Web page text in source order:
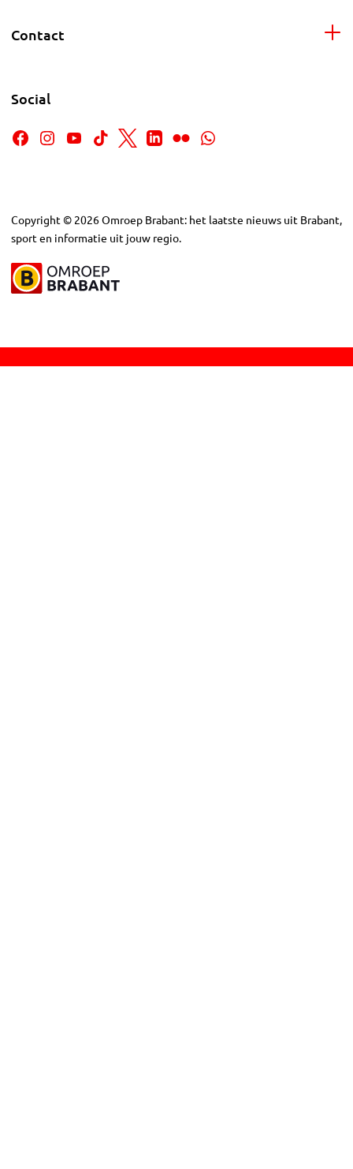
Contact
Social
Copyright © 2026Omroep Brabant: het laatste nieuws uit Brabant,
sport en informatie uit jouw regio.